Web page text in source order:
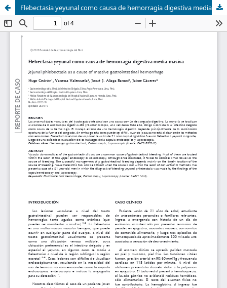
Flebectasia yeyunal como causa de hemorragia digestiva media masiva